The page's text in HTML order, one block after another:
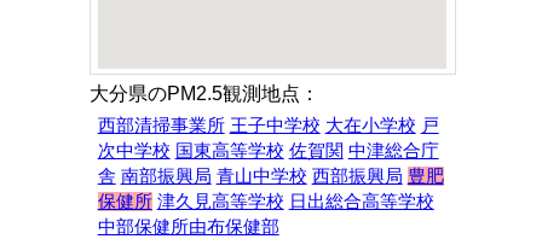
大分県のPM2.5観測地点：
西部清掃事業所 王子中学校 大在小学校 戸
次中学校 国東高等学校 佐賀関 中津総合庁
舎 南部振興局 青山中学校 西部振興局 豊肥
保健所 津久見高等学校 日出総合高等学校
中部保健所由布保健部